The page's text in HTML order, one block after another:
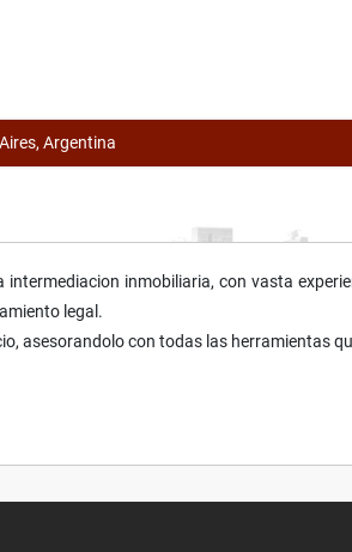
Argentina
inmobiliaria, con vasta
legal.
asesorandolo con todas las herramientas